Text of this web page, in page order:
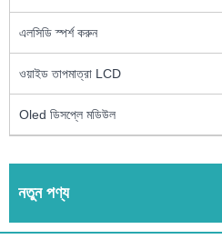
এলসিডি স্পর্শ করুন
ওয়াইড তাপমাত্রা LCD
Oled ডিসপ্লে মডিউল
নতুন পণ্য